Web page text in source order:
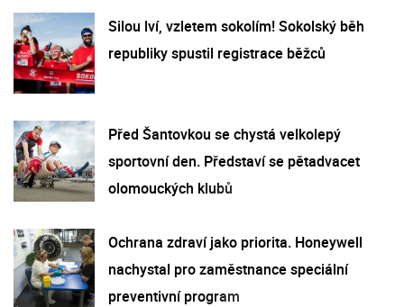
Silou lví, vzletem sokolím! Sokolský běh
republiky spustil registrace běžců
Před Šantovkou se chystá velkolepý
sportovní den. Představí se pětadvacet
olomouckých klubů
Ochrana zdraví jako priorita. Honeywell
nachystal pro zaměstnance speciální
preventivní program